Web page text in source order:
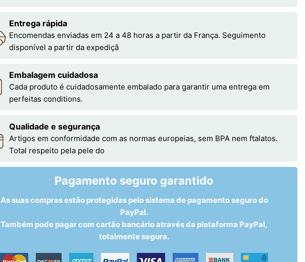
Entrega rápida
Encomendas enviadas em 24 a 48 horas a partir da França. Seguimento
disponível a partir da expediçã
Embalagem cuidadosa
Cada produto é cuidadosamente embalado para garantir uma entrega em
perfeitas conditions.
Qualidade e segurança
Artigos em conformidade com as normas europeias, sem BPA nem ftalatos.
Total respeito pela pele do
Pagamento seguro garantido
As suas compras estão protegidas pelo sistema de pagamento seguro do
PayPal.
Também pode pagar com cartão bancário através da plataforma PayPal,
totalmente segura.